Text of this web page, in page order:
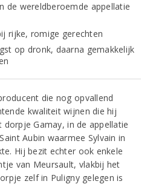
de wereldberoemde appellatie
rijke, romige gerechten
op dronk, daarna gemakkelijk
die nog opvallend
kwaliteit wijnen die hij
Gamay, in de appellatie
Aubin waarmee Sylvain in
Hij bezit echter ook enkele
van Meursault, vlakbij het
zelf in Puligny gelegen is